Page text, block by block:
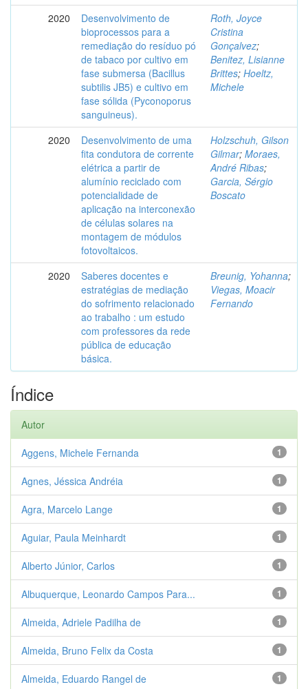
2020
Desenvolvimento de
bioprocessos para a
remediação do resíduo pó
de tabaco por cultivo em
fase submersa (Bacillus
subtilis JB5) e cultivo em
fase sólida (Pyconoporus
sanguineus).
Roth, Joyce
Cristina
Gonçalvez;
Benitez, Lisianne
Brittes; Hoeltz,
Michele
2020
Desenvolvimento de uma
fita condutora de corrente
elétrica a partir de
alumínio reciclado com
potencialidade de
aplicação na interconexão
de células solares na
montagem de módulos
fotovoltaicos.
Holzschuh, Gilson
Gilmar; Moraes,
André Ribas;
Garcia, Sérgio
Boscato
2020
Saberes docentes e
estratégias de mediação
do sofrimento relacionado
ao trabalho : um estudo
com professores da rede
pública de educação
básica.
Breunig, Yohanna;
Viegas, Moacir
Fernando
Índice
Autor
1
Aggens, Michele Fernanda
1
Agnes, Jéssica Andréia
1
Agra, Marcelo Lange
1
Aguiar, Paula Meinhardt
1
Alberto Júnior, Carlos
1
Albuquerque, Leonardo Campos Para...
1
Almeida, Adriele Padilha de
1
Almeida, Bruno Felix da Costa
1
Almeida, Eduardo Rangel de